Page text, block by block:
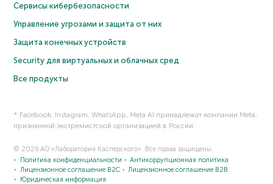
Сервисы кибербезопасности
Управление угрозами и защита от них
Защита конечных устройств
Security для виртуальных и облачных сред
Все продукты
* Facebook, Instagram, WhatsApp, Meta AI принадлежат компании Meta,
признанной экстремистской организацией в России.
© 2026 АО «Лаборатория Касперского». Все права защищены.
Политика конфиденциальности
Антикоррупционная политика
Лицензионное соглашение B2C
Лицензионное соглашение B2B
Юридическая информация